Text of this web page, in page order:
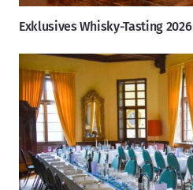
Exklusives Whisky-Tasting 2026